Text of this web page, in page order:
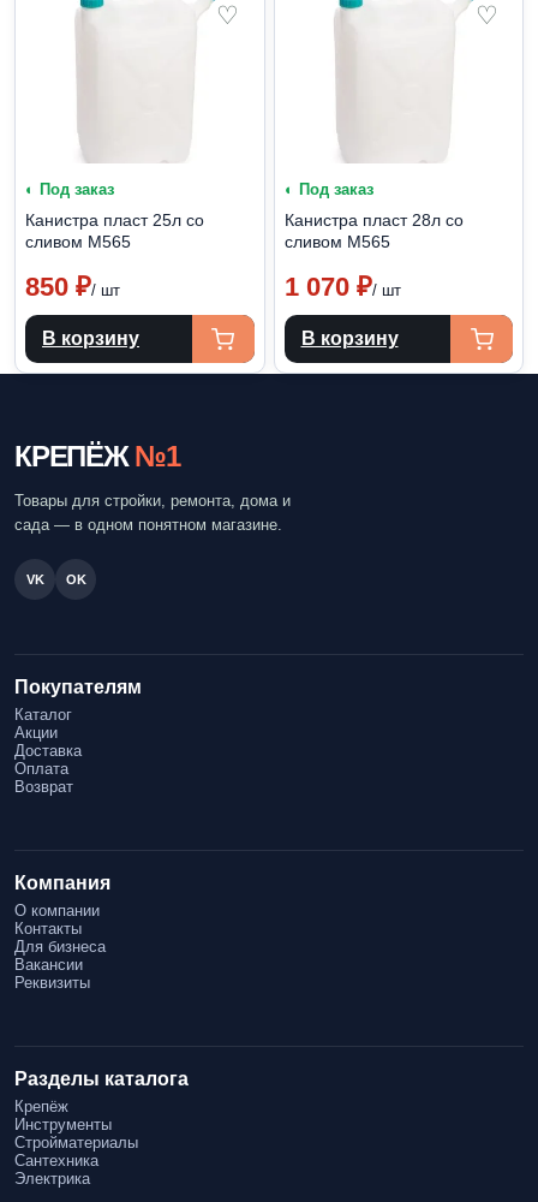
♡
◐ Под заказ
Канистра пласт 25л со
сливом М565
850 ₽/ шт
В корзину
♡
◐ Под заказ
Канистра пласт 28л со
сливом М565
1 070 ₽/ шт
В корзину
КРЕПЁЖ №1
Товары для стройки, ремонта, дома и
сада — в одном понятном магазине.
VK OK
Покупателям
Каталог
Акции
Доставка
Оплата
Возврат
Компания
О компании
Контакты
Для бизнеса
Вакансии
Реквизиты
Разделы каталога
Крепёж
Инструменты
Стройматериалы
Сантехника
Электрика